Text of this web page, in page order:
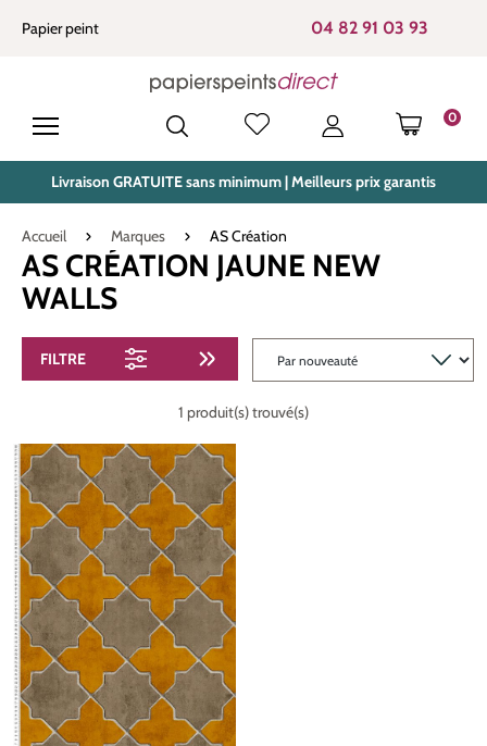
principal
Papier peint 04 82 91 03 93
0
LE
Livraison GRATUITE sans minimum | Meilleurs prix garantis
Accueil Marques AS Création
AS CRÉATION JAUNE NEW
WALLS
FILTRE
1 produit(s) trouvé(s)